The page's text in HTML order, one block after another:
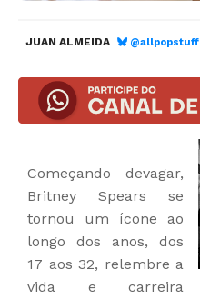
JUAN ALMEIDA @allpopstuff
Começando devagar,
Britney Spears se
tornou um ícone ao
longo dos anos, dos
17 aos 32, relembre a
vida e carreira